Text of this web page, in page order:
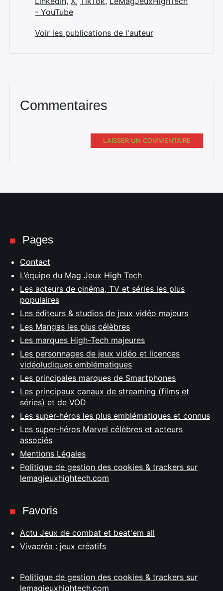
- YouTube
Voir les publications de l'auteur
Commentaires
LAISSER UN COMMENTAIRE
Pages
Contact
L’équipe du Mag Jeux High Tech
Les acteurs de cinéma, TV et séries les plus
populaires
Les éditeurs & studios de jeux vidéo majeurs
Les Mangas les plus célèbres
Les marques High-Tech majeures
Les personnages de jeux vidéo et licences
vidéoludiques emblématiques
Les principales marques de Smartphones
Les principaux canaux de streaming (films et
séries) et de VOD
Les super-héros les plus emblématiques et connus
Les super-héros Marvel célèbres et acteurs
associés
Mentions Légales
Politique de gestion des cookies & trackers sur
lemagjeuxhightech.com
Favoris
Actu Jeux de combat et beat'em all
Vivacréa : jeux créatifs
Politique de gestion des cookies & trackers sur
lemagjeuxhightech.com